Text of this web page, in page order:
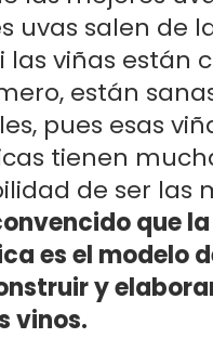
uvas salen de
las viñas están
están
pues esas
tienen
de ser las
que
es el modelo
y
vinos.